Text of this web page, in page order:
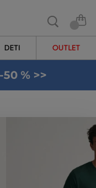
DETI OUTLET
50 % >>